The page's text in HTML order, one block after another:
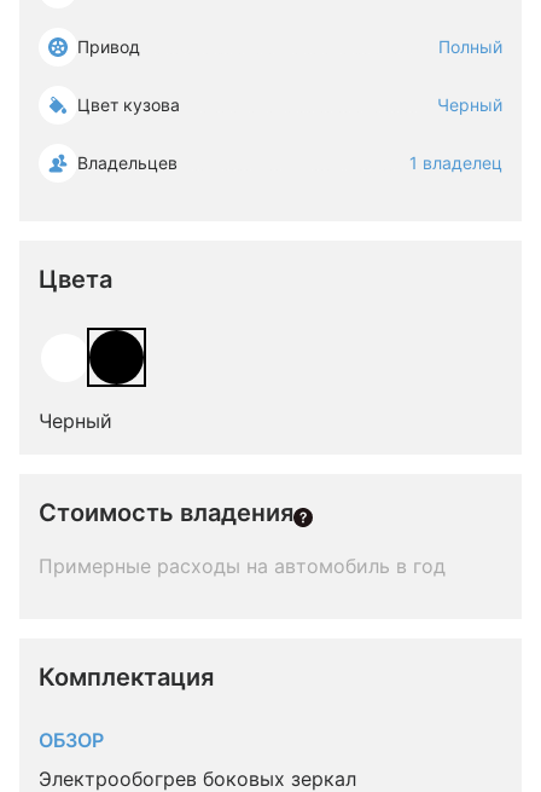
Привод Полный
Цвет кузова Черный
Владельцев 1 владелец
Цвета
Черный
Стоимость владения
Примерные расходы на автомобиль в год
Комплектация
ОБЗОР
Электрообогрев боковых зеркал